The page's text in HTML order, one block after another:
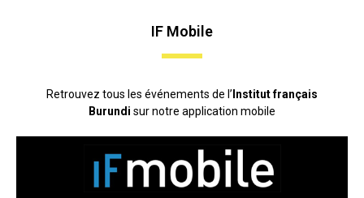
IF Mobile
Retrouvez tous les événements de l’ Institut français
Burundi sur notre application mobile